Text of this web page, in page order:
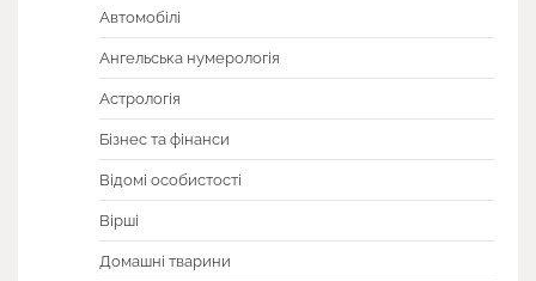
Автомобілі
Ангельська нумерологія
Астрологія
Бізнес та фінанси
Відомі особистості
Вірші
Домашні тварини